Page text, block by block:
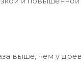
выше, чем у